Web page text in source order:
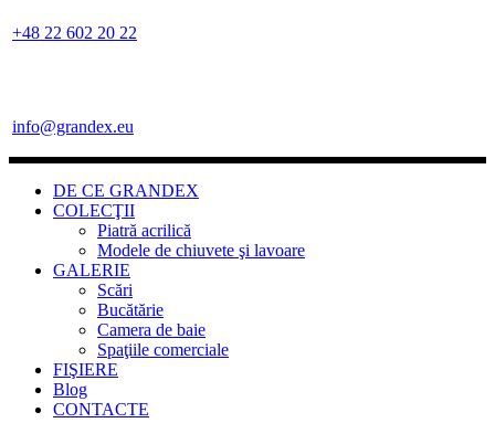
+48 22 602 20 22
info@grandex.eu
DE CE GRANDEX
COLECŢII
Piatră acrilică
Modele de chiuvete şi lavoare
GALERIE
Scări
Bucătărie
Camera de baie
Spaţiile comerciale
FIŞIERE
Blog
CONTACTE